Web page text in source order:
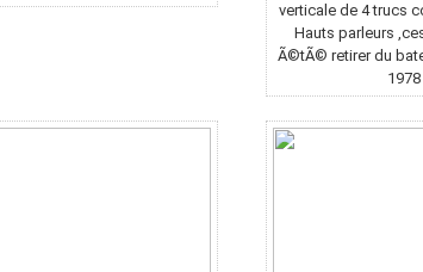
verticale de 4 trucs
Hauts parleurs
Ã©tÃ© retirer du
1978